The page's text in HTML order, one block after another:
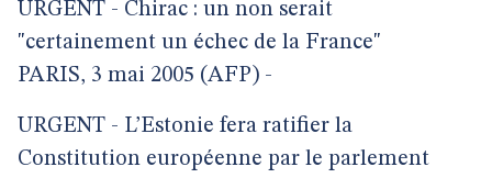
URGENT - Chirac : un non serait
"certainement un échec de la France"
PARIS, 3 mai 2005 (AFP) -
URGENT - L’Estonie fera ratifier la
Constitution européenne par le parlement